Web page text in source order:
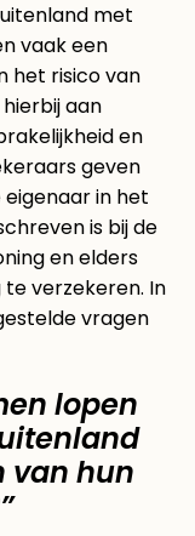
met
vaak een
het risico van
aan
en
geven
in het
is bij de
en elders
verzekeren. In
vragen
lopen
van hun